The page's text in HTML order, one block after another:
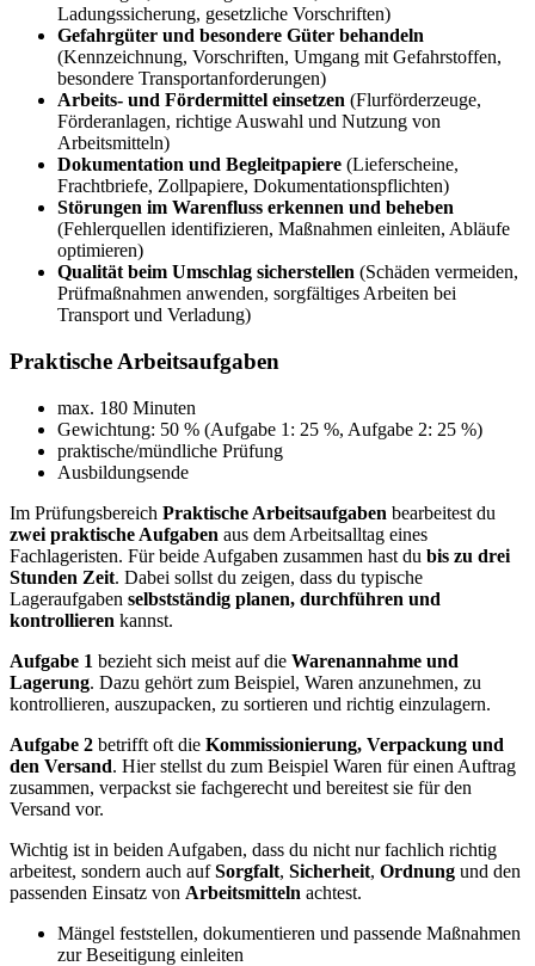
Ladungssicherung, gesetzliche Vorschriften)
Gefahrgüter und besondere Güter behandeln
(Kennzeichnung, Vorschriften, Umgang mit Gefahrstoffen,
besondere Transportanforderungen)
Arbeits- und Fördermittel einsetzen (Flurförderzeuge,
Förderanlagen, richtige Auswahl und Nutzung von
Arbeitsmitteln)
Dokumentation und Begleitpapiere (Lieferscheine,
Frachtbriefe, Zollpapiere, Dokumentationspflichten)
Störungen im Warenfluss erkennen und beheben
(Fehlerquellen identifizieren, Maßnahmen einleiten, Abläufe
optimieren)
Qualität beim Umschlag sicherstellen (Schäden vermeiden,
Prüfmaßnahmen anwenden, sorgfältiges Arbeiten bei
Transport und Verladung)
Praktische Arbeitsaufgaben
max. 180 Minuten
Gewichtung: 50 % (Aufgabe 1: 25 %, Aufgabe 2: 25 %)
praktische/mündliche Prüfung
Ausbildungsende
Im Prüfungsbereich Praktische Arbeitsaufgaben bearbeitest du
zwei praktische Aufgaben aus dem Arbeitsalltag eines
Fachlageristen. Für beide Aufgaben zusammen hast du bis zu drei
Stunden Zeit. Dabei sollst du zeigen, dass du typische
Lageraufgaben selbstständig planen, durchführen und
kontrollieren kannst.
Aufgabe 1 bezieht sich meist auf die Warenannahme und
Lagerung. Dazu gehört zum Beispiel, Waren anzunehmen, zu
kontrollieren, auszupacken, zu sortieren und richtig einzulagern.
Aufgabe 2 betrifft oft die Kommissionierung, Verpackung und
den Versand. Hier stellst du zum Beispiel Waren für einen Auftrag
zusammen, verpackst sie fachgerecht und bereitest sie für den
Versand vor.
Wichtig ist in beiden Aufgaben, dass du nicht nur fachlich richtig
arbeitest, sondern auch aufSorgfalt, Sicherheit, Ordnung und den
passenden Einsatz von Arbeitsmitteln achtest.
Mängel feststellen, dokumentieren und passende Maßnahmen
zur Beseitigung einleiten